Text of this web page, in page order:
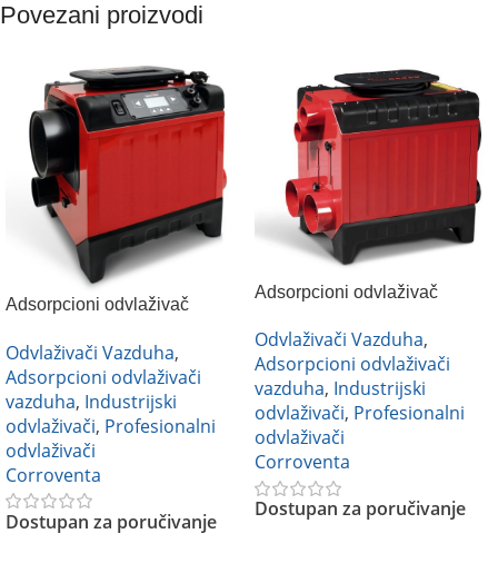
Povezani proizvodi
Adsorpcioni odvlaživač
Odvlaživači Vazduha,
Adsorpcioni odvlaživači
vazduha, Industrijski
odvlaživači, Profesionalni
odvlaživači
Corroventa
Dostupan za poručivanje
Adsorpcioni odvlaživač
Corroventa A4 ES X
Odvlaživači Vazduha,
Adsorpcioni odvlaživači
vazduha, Industrijski
odvlaživači, Profesionalni
odvlaživači
Corroventa
Dostupan za poručivanje